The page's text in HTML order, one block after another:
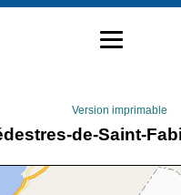
Version imprimable
de-Saint-